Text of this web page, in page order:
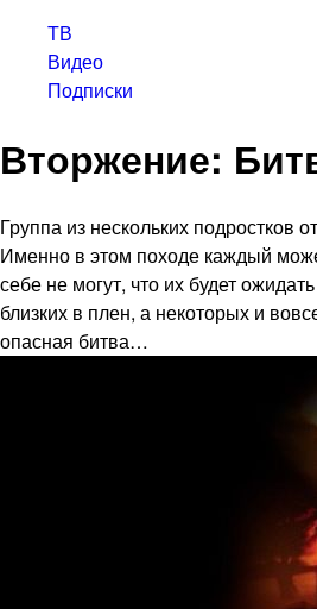
ТВ
Видео
Подписки
Вторжение:
Группа из нескольких
Именно в этом походе каждый
себе не могут, что их будет
близких в плен, а некоторых и
опасная битва…